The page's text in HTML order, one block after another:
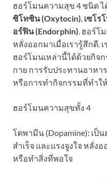
ฮอร์โมนความสุข 4 ชนิด ไ
ซิโทซิน (Oxytocin), เซโร
อร์ฟิน (Endorphin). ฮอร์โ
หลั่งออกมาเมื่อเรารู้สึกดี.
ฮอร์โมนเหล่านี้ได้ด้วยกิจ
กาย การรับประทานอาหา
หรือการทำกิจกรรมที่ทำใ
ฮอร์โมนความสุขทั้ง 4
โดพามีน (Dopamine): เ
สำเร็จ และแรงจูงใจ หลั่ง
หรือทำสิ่งที่พอใจ